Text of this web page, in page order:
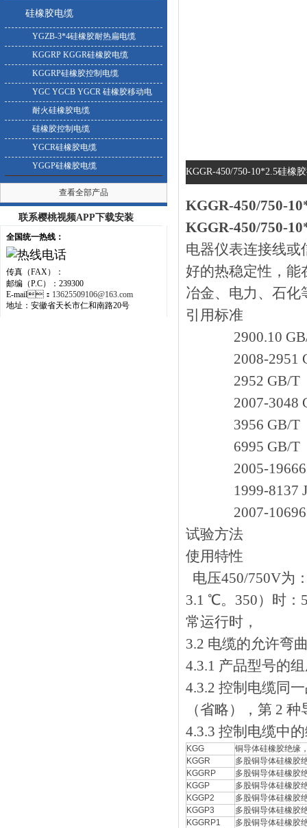
硅橡胶电缆
YGZB-3*4硅橡胶耐热扁电缆
KGGRP KGGR硅橡胶电缆
KGGRP硅橡胶控制电缆
YGC YGCB YGCR 硅橡胶移动电
缆
耐火硅橡胶电缆
硅橡胶控制电缆
YGCR硅橡胶电缆
YGGP硅橡胶电缆
查看全部产品
联系樱桃视频APP下载安装
全国统一热线：
传真（FAX）：
邮编（P.C）：239300
E-mail： 13625509106@163.com
地址：安徽省天长市仁和南路20号
KGGR-450/750-10*2.5硅橡胶
KGGR-450/750-
KGGR-450/750-
电器仪表连接线或
好的热稳定性，能
冶金、电力
引用标准
2900.10
2008-2951
2952 GB/
2007-3048
3956 GB/
6995 GB/T
2005-19666
1999-8137
2007-10696.7
试验方法
使用特性
电压450/750V为
3.1 ℃。350）时
常运行时，
3.2 电缆的允许弯
4.3.1 产品型号的
4.3.2 控制电缆同一
（省略），第 2
4.3.3 控制电缆中的
KGG
铜导体硅橡胶绝缘
KGGR
多股铜导体硅橡胶绝
KGGRP
多股铜导体硅橡胶
KGGP
多股铜导体硅橡胶
KGGP2
多股铜导体硅橡胶绝
KGGP3
多股铜导体硅橡胶
KGGRP1
多股铜导体硅橡胶